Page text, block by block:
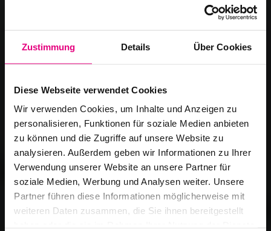
Zustimmung Details Über Cookies
Diese Webseite verwendet Cookies
Wir verwenden Cookies, um Inhalte und Anzeigen zu
personalisieren, Funktionen für soziale Medien anbieten
zu können und die Zugriffe auf unsere Website zu
analysieren. Außerdem geben wir Informationen zu Ihrer
Verwendung unserer Website an unsere Partner für
soziale Medien, Werbung und Analysen weiter. Unsere
Partner führen diese Informationen möglicherweise mit
weiteren Daten zusammen, die Sie ihnen bereitgestellt